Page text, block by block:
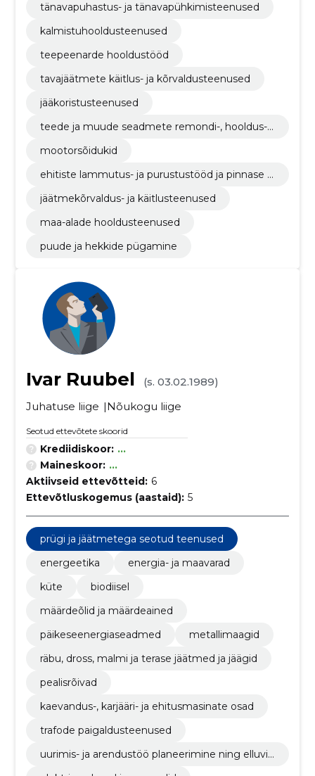
tänavapuhastus- ja tänavapühkimisteenused
kalmistuhooldusteenused
teepeenarde hooldustööd
tavajäätmete käitlus- ja kõrvaldusteenused
jääkoristusteenused
teede ja muude seadmete remondi-, hooldus- j
mootorsõidukid
ehitiste lammutus- ja purustustööd ja pinnase e
jäätmekõrvaldus- ja käitlusteenused
maa-alade hooldusteenused
puude ja hekkide pügamine
Ivar Ruubel
(s. 03.02.1989)
Juhatuse liige
Nõukogu liige
Seotud ettevõtete skoorid
Krediidiskoor: ...
Maineskoor: ...
Aktiivseid ettevõtteid: 6
Ettevõtluskogemus (aastaid): 5
prügi ja jäätmetega seotud teenused
energeetika
energia- ja maavarad
küte
biodiisel
määrdeõlid ja määrdeained
päikeseenergiaseadmed
metallimaagid
räbu, dross, malmi ja terase jäätmed ja jäägid
pealisrõivad
kaevandus-, karjääri- ja ehitusmasinate osad
trafode paigaldusteenused
uurimis- ja arendustöö planeerimine ning elluvii